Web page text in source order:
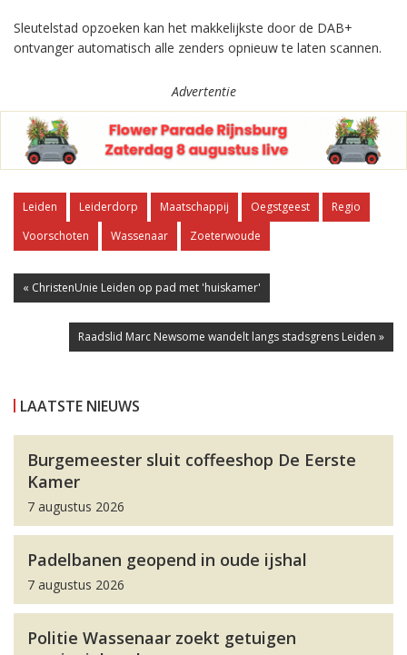
Sleutelstad opzoeken kan het makkelijkste door de DAB+
ontvanger automatisch alle zenders opnieuw te laten scannen.
Advertentie
Leiden Leiderdorp Maatschappij Oegstgeest
Regio
Voorschoten
Wassenaar Zoeterwoude
« ChristenUnie Leiden op pad met 'huiskamer'
Raadslid Marc Newsome wandelt langs stadsgrens Leiden »
LAATSTE NIEUWS
Burgemeester sluit coffeeshop De Eerste
Kamer
7 augustus 2026
Padelbanen geopend in oude ijshal
7 augustus 2026
Politie Wassenaar zoekt getuigen